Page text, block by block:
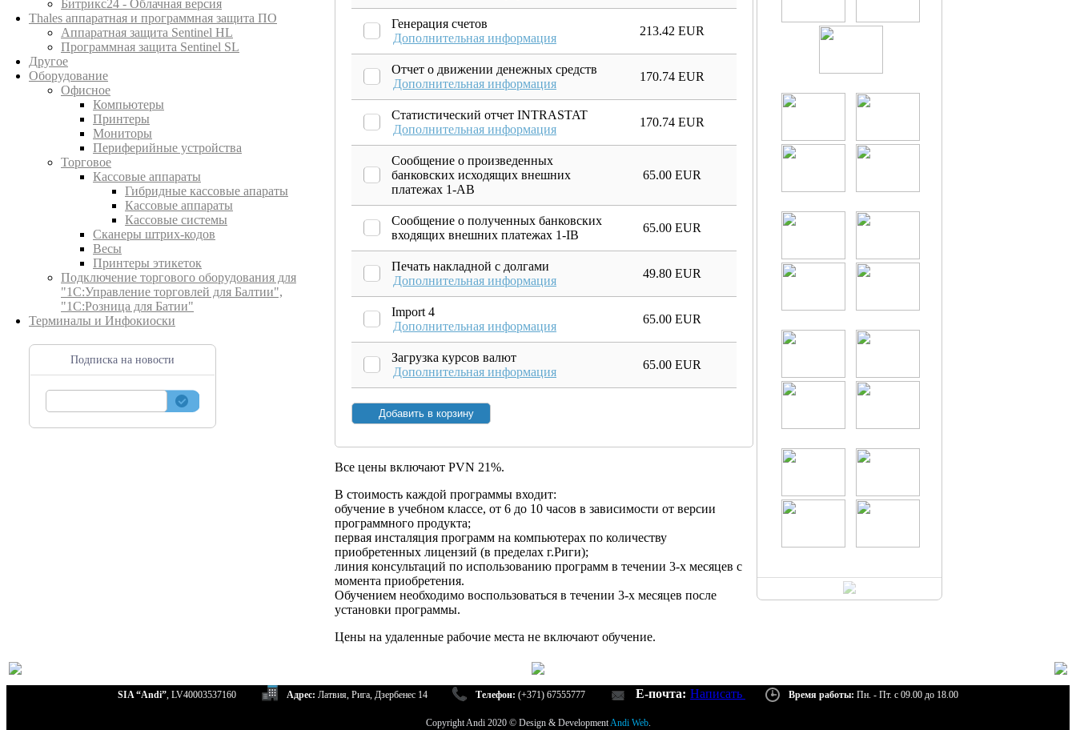
Битрикс24 - Облачная версия
Thales аппаратная и программная защита ПО
Аппаратная защита Sentinel HL
Программная защита Sentinel SL
Другое
Оборудование
Офисное
Компьютеры
Принтеры
Мониторы
Периферийные устройства
Торговое
Кассовые аппараты
Гибридные кассовые апараты
Кассовые аппараты
Кассовые системы
Сканеры штрих-кодов
Весы
Принтеры этикеток
Подключение торгового оборудования для
"1С:Управление торговлей для Балтии",
"1С:Розница для Батии"
Терминалы и Инфокиоски
Подписка на новости
Генерация счетов
Дополнительная информация
213.42 EUR
Отчет о движении денежных средств
Дополнительная информация
170.74 EUR
Статистический отчет INTRASTAT
Дополнительная информация
170.74 EUR
Сообщение о произведенных
банковских исходящих внешних
платежах 1-AB
65.00 EUR
Сообщение о полученных банковских
входящих внешних платежах 1-IB
65.00 EUR
Печать накладной с долгами
Дополнительная информация
49.80 EUR
Import 4
Дополнительная информация
65.00 EUR
Загрузка курсов валют
Дополнительная информация
65.00 EUR
Все цены включают PVN 21%.
В стоимость каждой программы входит:
обучение в учебном классе, от 6 до 10 часов в зависимости от версии
программного продукта;
первая инсталяция программ на компьютерах по количеству
приобретенных лицензий (в пределах г.Риги);
линия консультаций по использованию программ в течении 3-х месяцев с
момента приобретения.
Обучением необходимо воспользоваться в течении 3-х месяцев после
установки программы.
Цены на удаленные рабочие места не включают обучение.
SIA “Andi”, LV40003537160 Адрес: Латвия, Рига, Дзербенес 14 Телефон: (+371) 67555777 E-почта: Написать Время работы: Пн. - Пт. с 09.00 до 18.00
Copyright Andi 2020 © Design & DevelopmentAndi Web.